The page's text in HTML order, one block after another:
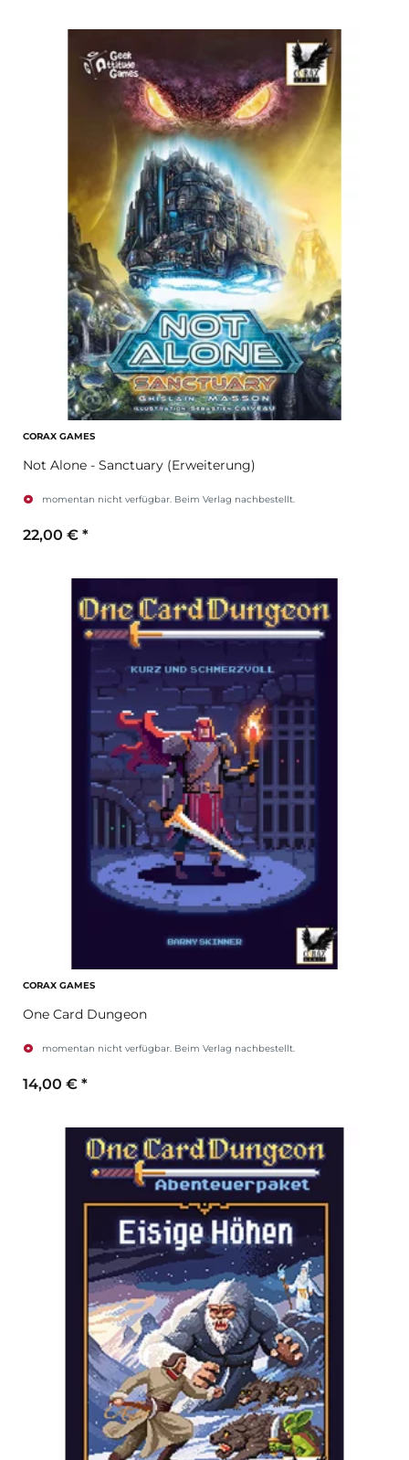
CORAX GAMES
Not Alone - Sanctuary (Erweiterung)
momentan nicht verfügbar. Beim Verlag nachbestellt.
22,00 € *
CORAX GAMES
One Card Dungeon
momentan nicht verfügbar. Beim Verlag nachbestellt.
14,00 € *